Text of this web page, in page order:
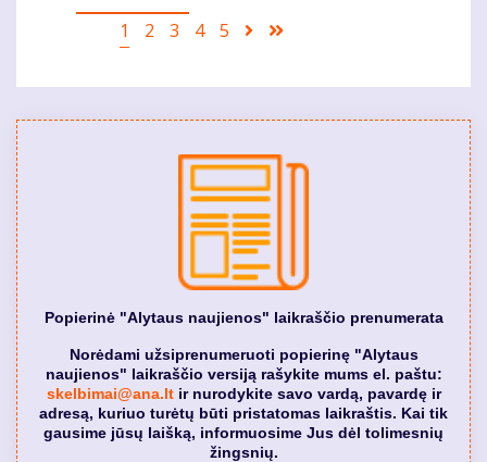
Pagination
Current
1 Puslapis
2 Puslapis
3 Puslapis
4 Puslapis
5
Sekantis
Popierinė "Alytaus naujienos" laikraščio prenumerata
Norėdami užsiprenumeruoti popierinę "Alytaus
naujienos" laikraščio versiją rašykite mums el. paštu:
skelbimai@ana.ltir nurodykite savo vardą, pavardę ir
adresą, kuriuo turėtų būti pristatomas laikraštis. Kai tik
gausime jūsų laišką, informuosime Jus dėl tolimesnių
žingsnių.